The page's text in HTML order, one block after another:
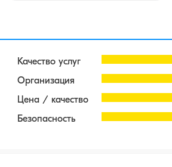
Качество услуг
Организация
Цена / качество
Безопасность